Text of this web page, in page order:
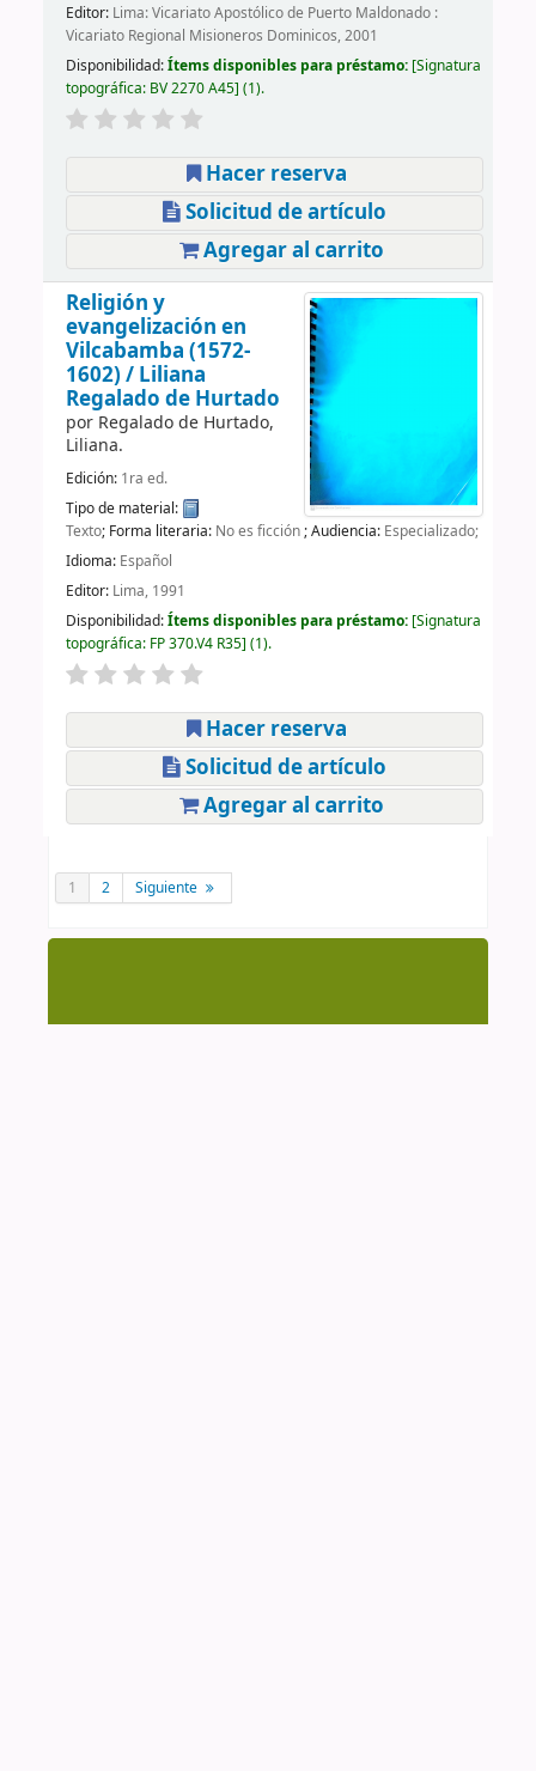
Editor: Lima: Vicariato Apostólico de Puerto Maldonado :
Vicariato Regional Misioneros Dominicos, 2001
Disponibilidad:Ítems disponibles para préstamo: Signatura
topográfica: BV 2270 A45 (1).
Hacer reserva
Solicitud de artículo
Agregar al carrito
Religión y
evangelización en
Vilcabamba (1572-
1602) / Liliana
Regalado de Hurtado
por Regalado de Hurtado,
Liliana.
Edición: 1ra ed.
Tipo de material:
Texto; Forma literaria: No es ficción; Audiencia: Especializado;
Idioma: Español
Editor: Lima, 1991
Disponibilidad:Ítems disponibles para préstamo: Signatura
topográfica: FP 370.V4 R35 (1).
Hacer reserva
Solicitud de artículo
Agregar al carrito
1 2 Siguiente